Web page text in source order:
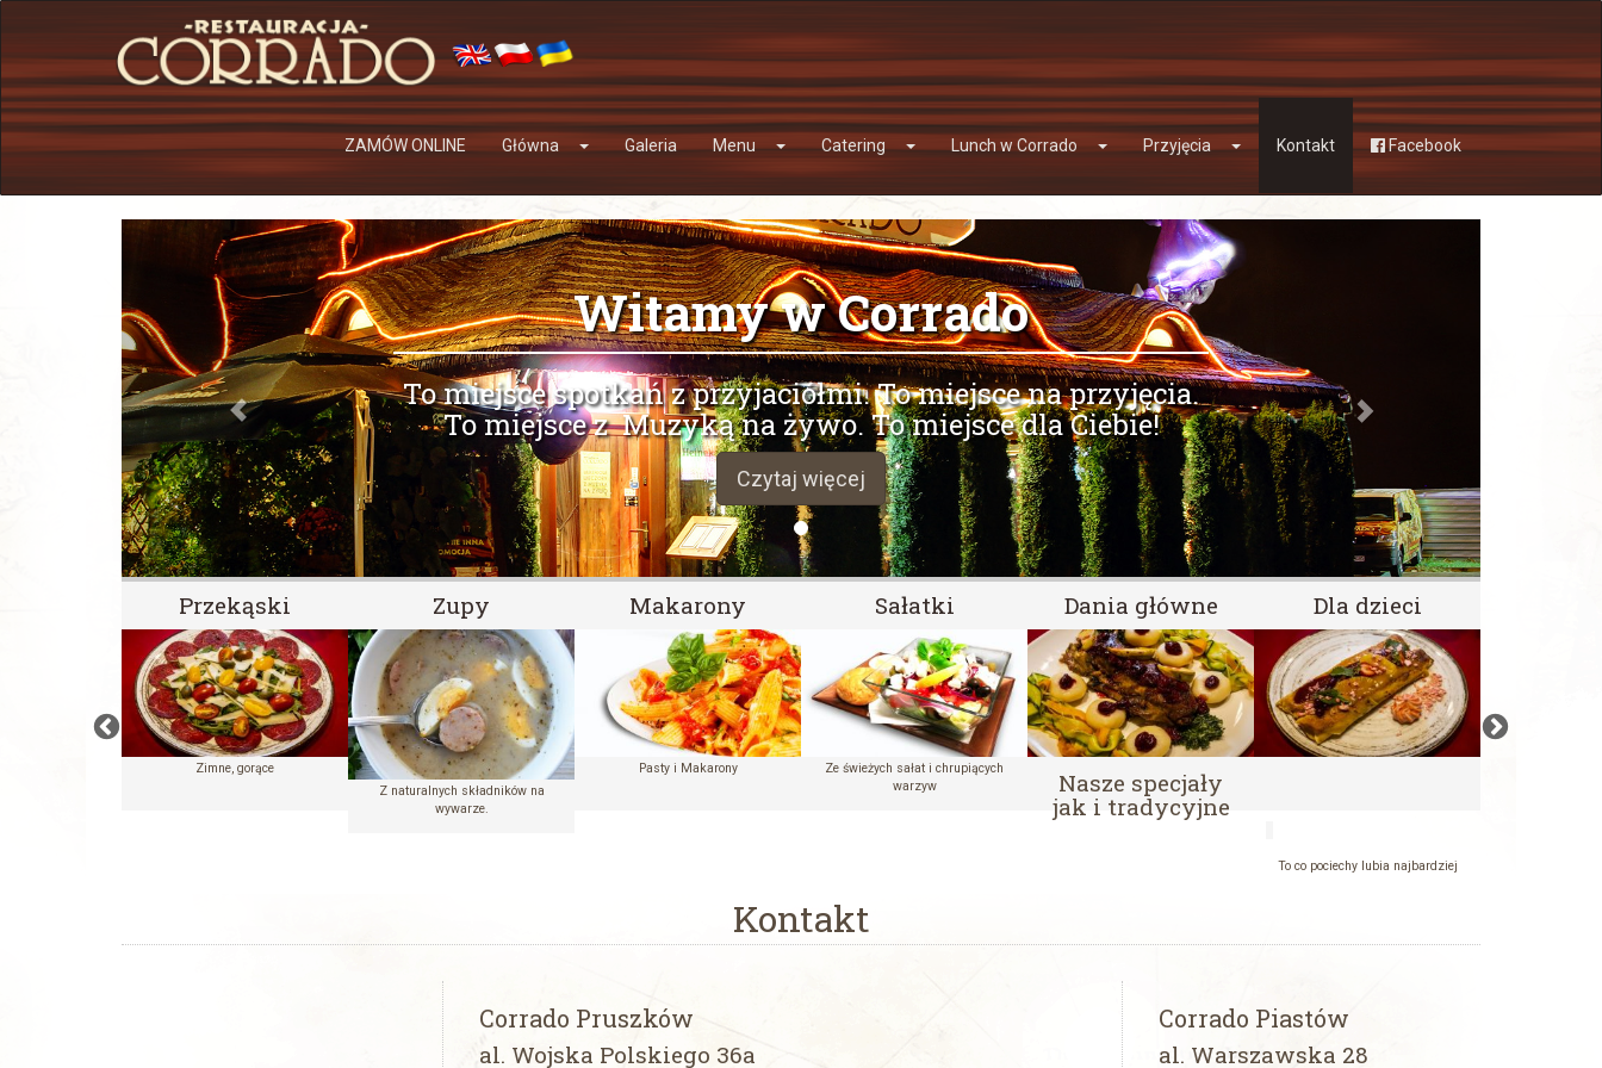
ZAMÓW ONLINE Główna Galeria Menu Catering Lunch w Corrado Przyjęcia Kontakt Facebook
Witamy w Corrado
To miejsce spotkań z przyjaciółmi. To miejsce na przyjęcia.
To miejsce z Muzyką na żywo. To miejsce dla Ciebie!
Czytaj więcej
Przekąski
Zimne, gorące
Zupy
Z naturalnych składników na
wywarze.
Makarony
Pasty i Makarony
Sałatki
Ze świeżych sałat i chrupiących
warzyw
Dania główne
Nasze specjały
jak i tradycyjne
Dla dzieci
To co pociechy lubia najbardziej
Kontakt
Corrado Pruszków
al. Wojska Polskiego 36a
Corrado Piastów
al. Warszawska 28